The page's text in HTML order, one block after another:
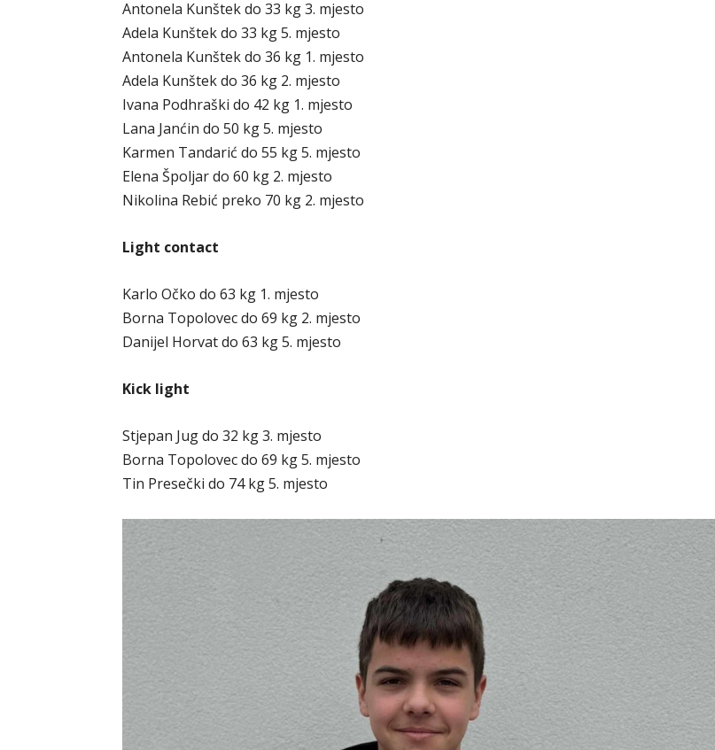
Antonela Kunštek do 33 kg 3. mjesto
Adela Kunštek do 33 kg 5. mjesto
Antonela Kunštek do 36 kg 1. mjesto
Adela Kunštek do 36 kg 2. mjesto
Ivana Podhraški do 42 kg 1. mjesto
Lana Janćin do 50 kg 5. mjesto
Karmen Tandarić do 55 kg 5. mjesto
Elena Špoljar do 60 kg 2. mjesto
Nikolina Rebić preko 70 kg 2. mjesto
Light contact
Karlo Očko do 63 kg 1. mjesto
Borna Topolovec do 69 kg 2. mjesto
Danijel Horvat do 63 kg 5. mjesto
Kick light
Stjepan Jug do 32 kg 3. mjesto
Borna Topolovec do 69 kg 5. mjesto
Tin Presečki do 74 kg 5. mjesto